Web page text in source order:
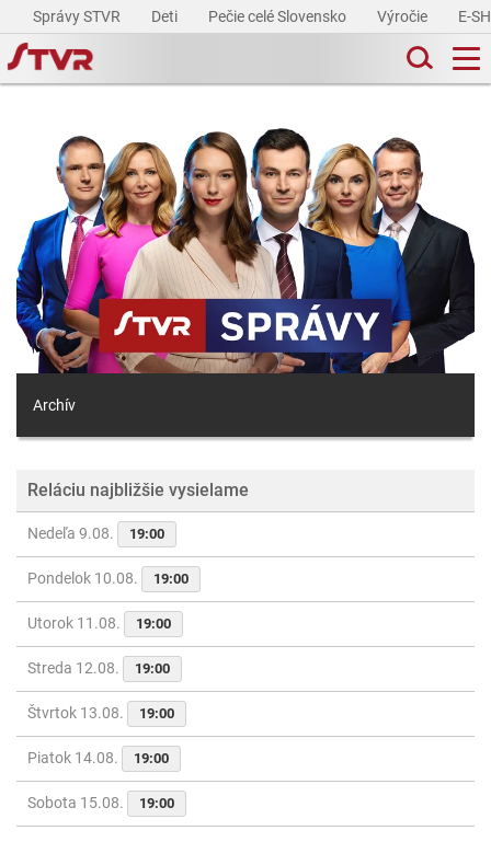
Správy STVR Deti Pečie celé Slovensko Výročie E-
Archív
Reláciu najbližšie vysielame
Nedeľa 9.08. 19:00
Pondelok 10.08. 19:00
Utorok 11.08. 19:00
Streda 12.08. 19:00
Štvrtok 13.08. 19:00
Piatok 14.08. 19:00
Sobota 15.08. 19:00